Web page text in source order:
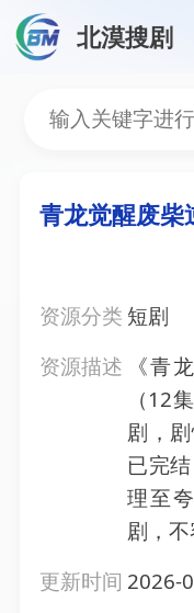
北漠搜剧
青龙觉
青龙觉醒废柴
资源分类 短剧
资源描述
《青
（12
剧，
已完
理至
剧，不
更新时间 2026-